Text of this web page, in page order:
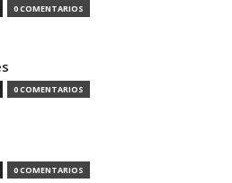
0 COMENTARIOS
0 COMENTARIOS
0 COMENTARIOS